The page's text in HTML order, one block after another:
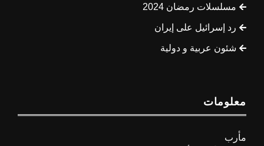
مسلسلات رمضان 2024
رد إسرائيل على إيران
شئون عربية و دولية
معلومات
مأرب